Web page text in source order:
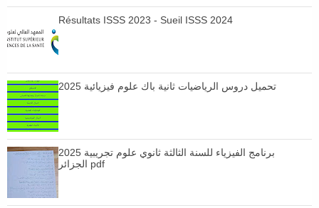
Résultats ISSS 2023 - Sueil ISSS 2024
تحميل دروس الرياضيات ثانية باك علوم فيزيائية 2025
برنامج الفيزياء للسنة الثالثة ثانوي علوم تجريبية 2025
الجزائر pdf